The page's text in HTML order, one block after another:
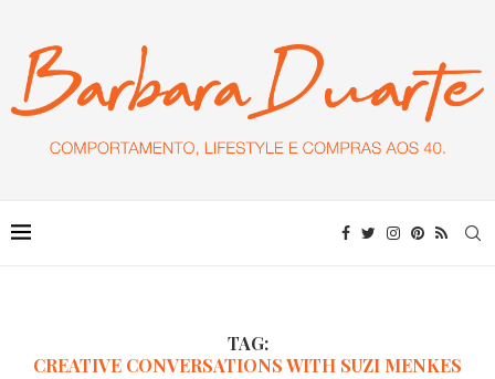
TAG:
CREATIVE CONVERSATIONS WITH SUZI MENKES